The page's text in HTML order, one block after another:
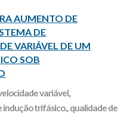
AUMENTO DE
DE
VARIÁVEL DE UM
SOB
variável,
indução trifásico., qualidade de